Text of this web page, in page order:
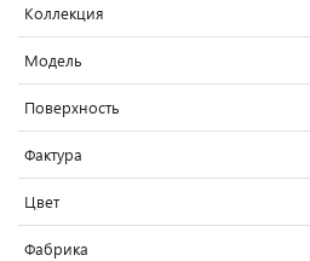
Коллекция
Модель
Поверхность
Фактура
Цвет
Фабрика